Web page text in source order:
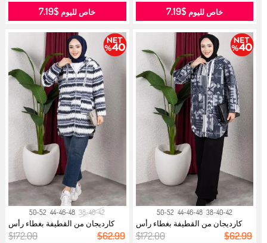
خاص لليوم$7.19 خاص لليوم $7.19
38-40-42
44-46-48
50-52
كارديجان من القطيفة بغطاء رأس
منقوش...
$172.00 $62.99
38-40-42
44-46-48
50-52
كارديجان من القطيفة بغطاء رأس
منقوش...
$172.00 $62.99